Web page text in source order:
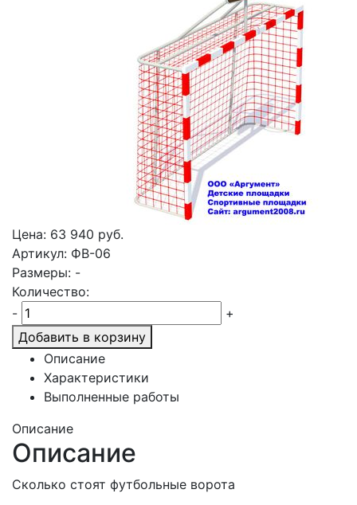
Цена: 63 940 руб.
Артикул: ФВ-06
Размеры: -
Количество:
-
+
Добавить в корзину
Описание
Характеристики
Выполненные работы
Описание
Описание
Сколько стоят футбольные ворота